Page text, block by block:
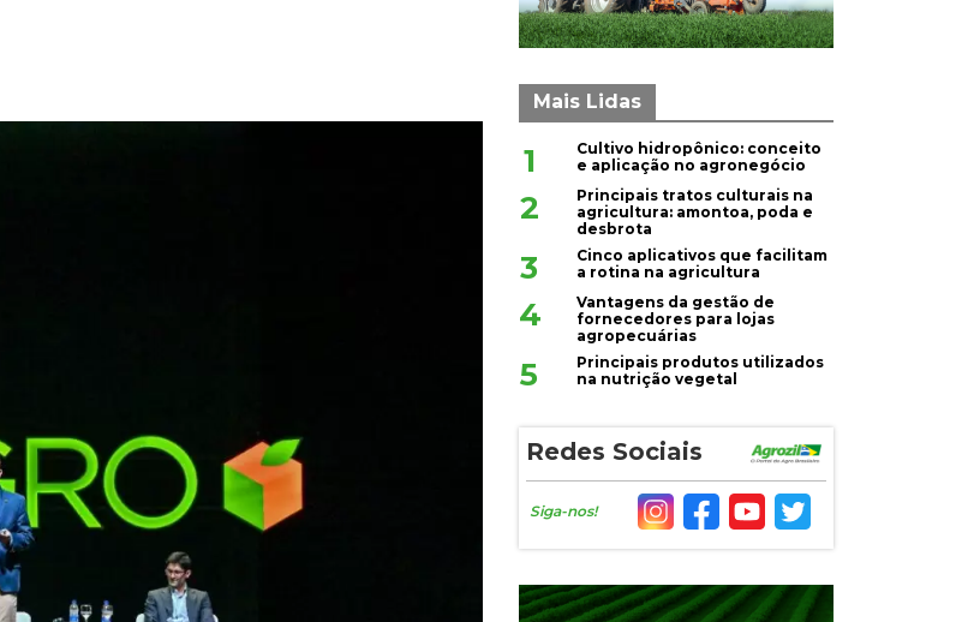
Mais Lidas
1
Cultivo hidropônico: conceito
e aplicação no agronegócio
2
Principais tratos culturais na
agricultura: amontoa, poda e
desbrota
3
Cinco aplicativos que facilitam
a rotina na agricultura
4
Vantagens da gestão de
fornecedores para lojas
agropecuárias
5
Principais produtos utilizados
na nutrição vegetal
Redes Sociais
Siga-nos!